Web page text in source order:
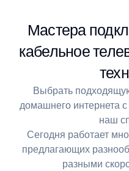
Мастера
кабельное
Выбрать
домашнего интернета
наш
Сегодня работает
предлагающих
разными